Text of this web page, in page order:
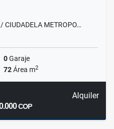
CIUDADELA METROPO…
0Garaje
72Área m2
Alquiler
COP